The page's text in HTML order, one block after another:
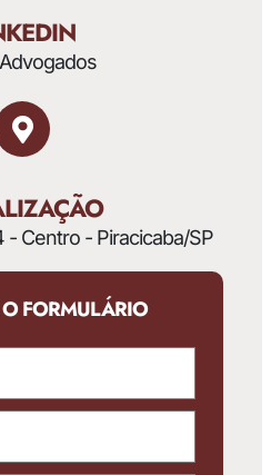
- Centro - Piracicaba/SP
FORMULÁRIO